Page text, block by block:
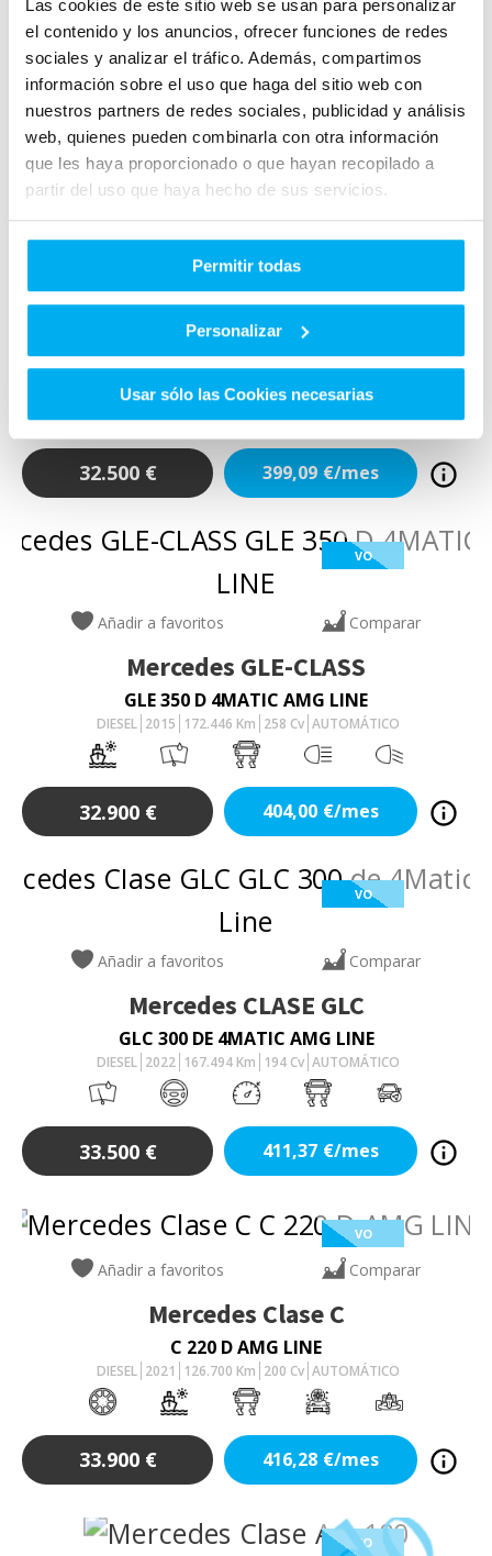
Las cookies de este sitio web se usan para personalizar
el contenido y los anuncios, ofrecer funciones de redes
sociales y analizar el tráfico. Además, compartimos
información sobre el uso que haga del sitio web con
nuestros partners de redes sociales, publicidad y análisis
web, quienes pueden combinarla con otra información
que les haya proporcionado o que hayan recopilado a
partir del uso que haya hecho de sus servicios.
Permitir todas
Personalizar
Usar sólo las Cookies necesarias
VO
MercedesClase B
B 200 D
DIESEL 2023 19.000Km 150 AUTOMÁTICO
32.500 € 399,09 €/mes
VO
Añadir a favoritos Comparar
Mercedes GLE-CLASS
GLE 350 D 4MATIC AMG LINE
DIESEL 2015 172.446 Km 258 Cv AUTOMÁTICO
32.900 € 404,00 €/mes
VO
Añadir a favoritos Comparar
Mercedes CLASE GLC
GLC 300 DE 4MATIC AMG LINE
DIESEL 2022 167.494Km 194Cv AUTOMÁTICO
33.500 € 411,37 €/mes
VO
Añadir a favoritos Comparar
Mercedes Clase C
C 220 D AMG LINE
DIESEL 2021 126.700 Km 200 Cv AUTOMÁTICO
33.900 € 416,28 €/mes
VO